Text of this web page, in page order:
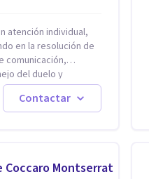
atención individual,
en la resolución de
comunicación,
del duelo y
depresión, así como
y comportamiento.
tener su propia
Contactar
Coccaro Montserrat